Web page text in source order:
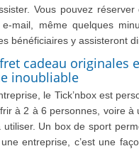
Vous pouvez
mail, même quelques
bénéficiaires y assisteront
cadeau originales
inoubliable
le Tick’nbox est
à 2 à 6 personnes, voire à
utiliser. Un box de sport
entreprise, c’est une